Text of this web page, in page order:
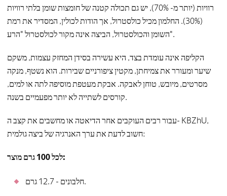
רוויות (יותר מ- 70%), יש גם תכולה קטנה של חומצות שומן בלתי רוויות
(30%). החלמון מכיל כולסטרול, אך הודות לכולין, המסדיר את רמת
השומן והכולסטרול, הביצה אינה מקור לכולסטרול "הרע".
הקליפה אינה עומדת בצד, היא עשירה בסידן המחזק עצמות, משקם
שיער ומעורר את צמיחתן, מקטין ציפורניים שבירות. הוא נשטף, מנקה
מסרטים, מיובש, טוחן לאבקה. אבקת מעטפת מוסיפה לתה או למים,
קורסים לשתייה לא יותר מפעמיים בשנה.
עבור רבים העוקבים אחר הדיאטה או מחשבים את קצב ה- KBZhU,
חשוב לדעת את ערך האנרגיה של ביצה גולמית:
לכל 100 גרם מוצר:
חלבונים - 12.7 גרם.